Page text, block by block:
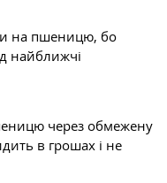
на пшеницю, бо
найближчі
через обмежену
в грошах і не